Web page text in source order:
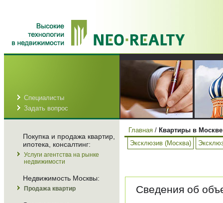
Специалисты
Задать вопрос
Покупка и продажа квартир,
ипотека, консалтинг:
Услуги агентства на рынке
недвижимости
Недвижимость Москвы:
Продажа квартир
Главная / Квартиры в
Эксклюзив (Москва)
Сведения об